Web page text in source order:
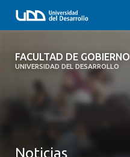
FACULTAD DE GOBIERNO
UNIVERSIDAD DEL DESARROLLO
FACULTAD DE GOBIERNO
Noticias